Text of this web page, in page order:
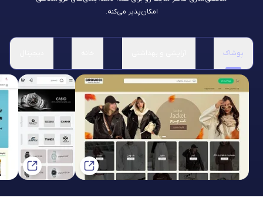
امکان‌پذیر می‌کنه.
پوشاک